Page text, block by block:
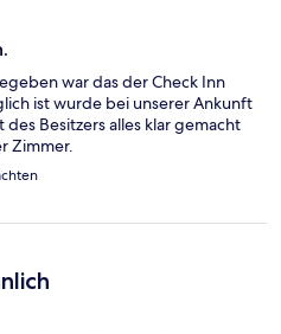
war das der Check Inn
ist wurde bei unserer Ankunft
Besitzers alles klar gemacht
Zimmer.